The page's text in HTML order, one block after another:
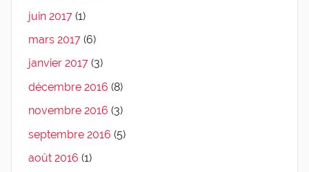
juin 2017 (1)
mars 2017 (6)
janvier 2017 (3)
décembre 2016 (8)
novembre 2016 (3)
septembre 2016 (5)
août 2016 (1)